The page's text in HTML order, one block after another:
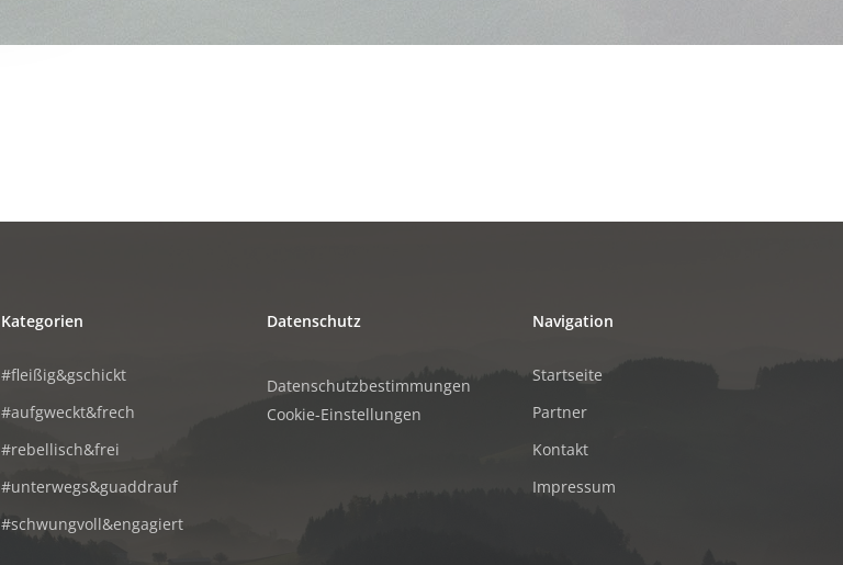
Kategorien
#fleißig&gschickt
#aufgweckt&frech
#rebellisch&frei
#unterwegs&guaddrauf
#schwungvoll&engagiert
Datenschutz
Datenschutzbestimmungen
Cookie-Einstellungen
Navigation
Startseite
Partner
Kontakt
Impressum